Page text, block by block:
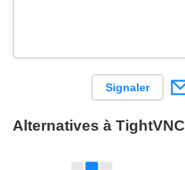
Signaler
Alternatives à TightVNC